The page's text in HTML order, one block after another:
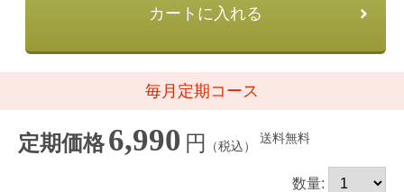
カートに入れる
毎月定期コース
定期価格6,990 円 （税込）
送料無料
数量: